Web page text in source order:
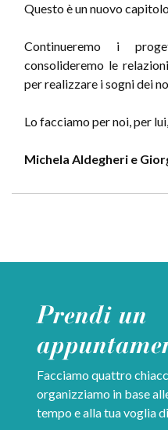
Questo è un nuovo
Continueremo i
consolideremo le
per realizzare i sogni dei
Lo facciamo per noi, per
Michela Aldegheri e
Prendi un
Facciamo quattro
organizziamo in base
tempo e alla tua voglia